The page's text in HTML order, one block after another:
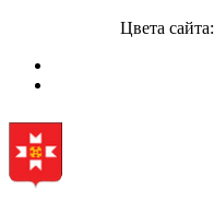
Цвета сайта: